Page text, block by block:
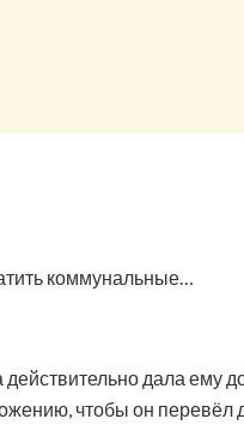
коммунальные…
дала ему
чтобы он перевёл